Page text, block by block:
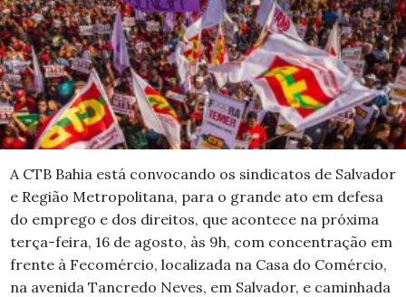
A CTB Bahia está convocando os sindicatos de Salvador
e Região Metropolitana, para o grande ato em defesa
do emprego e dos direitos, que acontece na próxima
terça-feira, 16 de agosto, às 9h, com concentração em
frente à Fecomércio, localizada na Casa do Comércio,
na avenida Tancredo Neves, em Salvador, e caminhada